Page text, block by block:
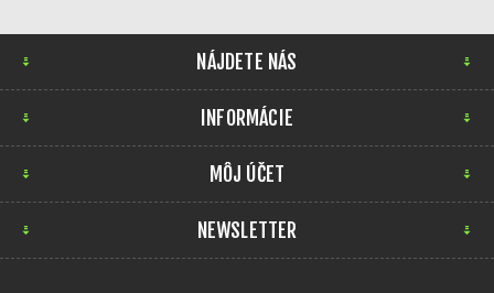
NÁJDETE NÁS
INFORMÁCIE
MÔJ ÚČET
NEWSLETTER